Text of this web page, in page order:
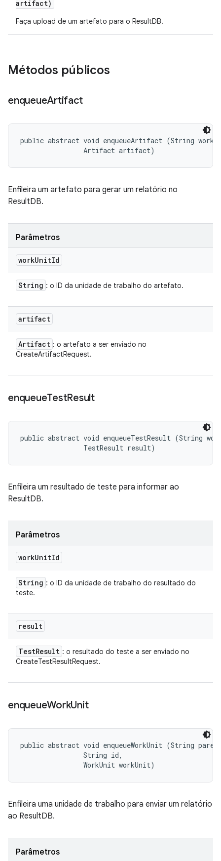
artifact)
Faça upload de um artefato para o ResultDB.
Métodos públicos
enqueueArtifact
public abstract void enqueueArtifact (String
                Artifact artifact)
Enfileira um artefato para gerar um relatório no
ResultDB.
Parâmetros
workUnitId
String : o ID da unidade de trabalho do artefato.
artifact
Artifact : o artefato a ser enviado no
CreateArtifactRequest.
enqueueTestResult
public abstract void enqueueTestResult (String
                TestResult result)
Enfileira um resultado de teste para informar ao
ResultDB.
Parâmetros
workUnitId
String : o ID da unidade de trabalho do resultado do
teste.
result
TestResult : o resultado do teste a ser enviado no
CreateTestResultRequest.
enqueueWorkUnit
public abstract void enqueueWorkUnit (String
                String id,
                WorkUnit workUnit)
Enfileira uma unidade de trabalho para enviar um relatório
ao ResultDB.
Parâmetros